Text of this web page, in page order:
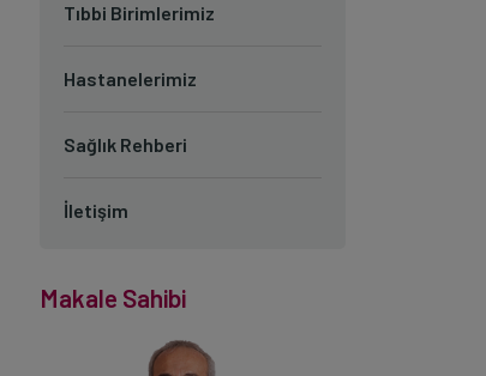
Tıbbi Birimlerimiz
Hastanelerimiz
Sağlık Rehberi
İletişim
Makale Sahibi